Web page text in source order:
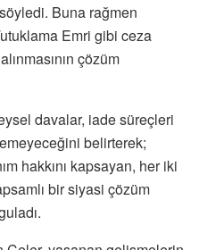
Buna rağmen
Emri gibi ceza
çözüm
davalar, iade süreçleri
belirterek;
hakkını kapsayan, her iki
bir siyasi çözüm